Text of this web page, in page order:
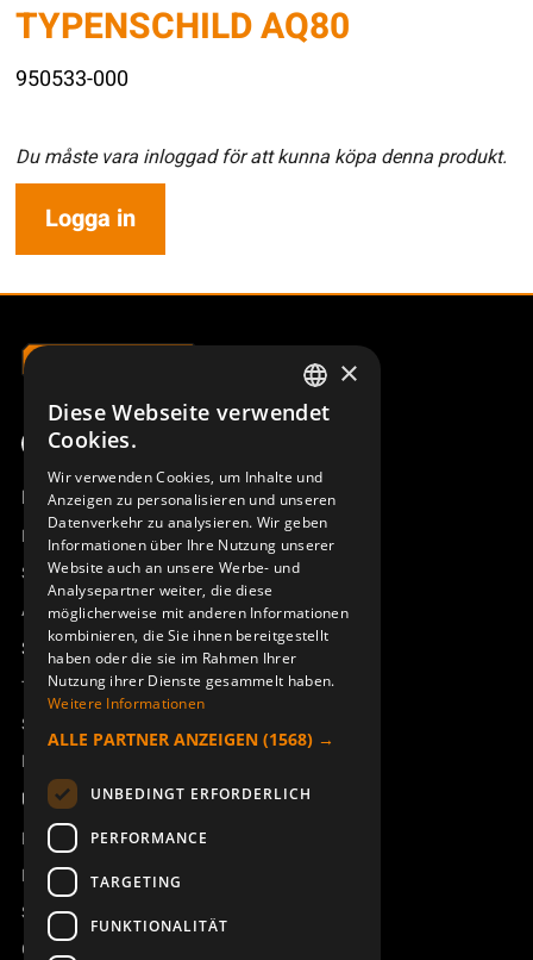
TYPENSCHILD AQ80
950533-000
Du måste vara inloggad för att kunna köpa denna produkt.
Logga in
Produktübersicht
Remotus
Sesam
Access_Ctrl
Support
Technischer Support
Service buchen
Handbücher und Videoanleitungen
Über Åkerströms
Kontakt
Neuigkeiten
Sicherheit und Richtlinien
Geschäftsbedingungen
SWEDISH
DEUTSCH
×
Diese Webseite verwendet
Cookies.
Wir verwenden Cookies, um Inhalte und
Anzeigen zu personalisieren und unseren
Datenverkehr zu analysieren. Wir geben
Informationen über Ihre Nutzung unserer
Website auch an unsere Werbe- und
Analysepartner weiter, die diese
möglicherweise mit anderen Informationen
kombinieren, die Sie ihnen bereitgestellt
haben oder die sie im Rahmen Ihrer
Nutzung ihrer Dienste gesammelt haben.
Weitere Informationen
ALLE PARTNER ANZEIGEN (1568) →
UNBEDINGT ERFORDERLICH
PERFORMANCE
TARGETING
FUNKTIONALITÄT